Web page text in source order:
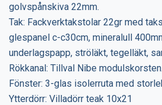
golvspånskiva 22mm.
Tak: Fackverktakstolar 22gr med
glespanel c-c30cm, mineralull
underlagspapp, ströläkt, tegelläkt,
Rökkanal: Tillval Nibe modulskorsten.
Fönster: 3-glas isolerruta med
Ytterdörr: Villadörr teak 10x21